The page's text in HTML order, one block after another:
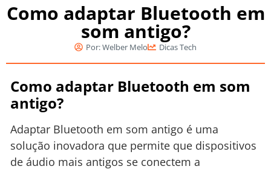
Como adaptar Bluetooth em
som antigo?
Por:Welber Melo Dicas Tech
Como adaptar Bluetooth em som
antigo?
Adaptar Bluetooth em som antigo é uma
solução inovadora que permite que dispositivos
de áudio mais antigos se conectem a